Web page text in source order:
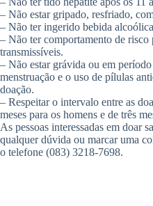
– Não estar gripado, resfriado,
– Não ter ingerido bebida
– Não ter comportamento de risco
transmissíveis.
– Não estar grávida ou em
menstruação e o uso de pílulas
doação.
– Respeitar o intervalo entre as
meses para os homens e de três
As pessoas interessadas em doar
qualquer dúvida ou marcar uma
o telefone (083) 3218-7698.